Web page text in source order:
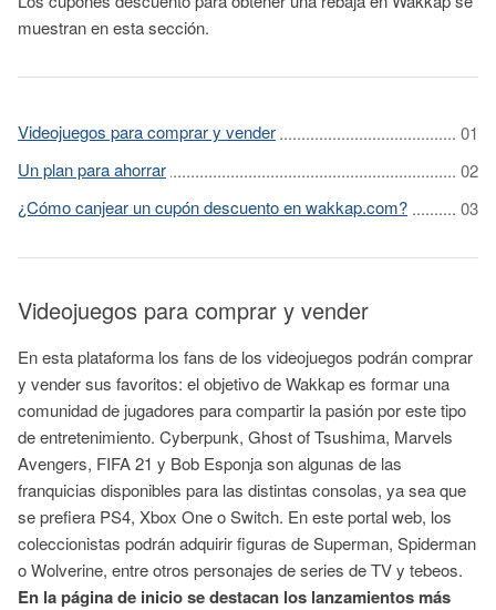
muestran en esta sección.
Videojuegos para comprar y vender
Un plan para ahorrar
¿Cómo canjear un cupón descuento en wakkap.com?
Videojuegos para comprar y vender
En esta plataforma los fans de los videojuegos podrán comprar
y vender sus favoritos: el objetivo de Wakkap es formar una
comunidad de jugadores para compartir la pasión por este tipo
de entretenimiento. Cyberpunk, Ghost of Tsushima, Marvels
Avengers, FIFA 21 y Bob Esponja son algunas de las
franquicias disponibles para las distintas consolas, ya sea que
se prefiera PS4, Xbox One o Switch. En este portal web, los
coleccionistas podrán adquirir figuras de Superman, Spiderman
o Wolverine, entre otros personajes de series de TV y tebeos.
En la página de inicio se destacan los lanzamientos más